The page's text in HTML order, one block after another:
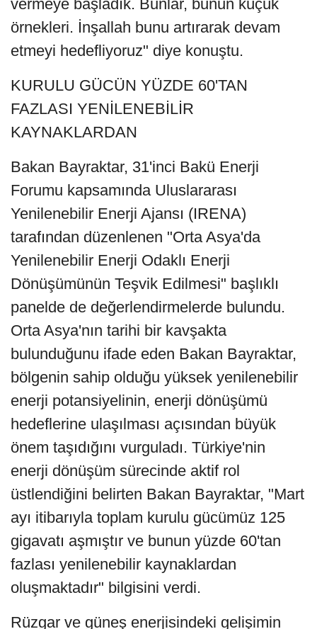
vermeye başladık. Bunlar, bunun küçük
örnekleri. İnşallah bunu artırarak devam
etmeyi hedefliyoruz" diye konuştu.
KURULU GÜCÜN YÜZDE 60'TAN
FAZLASI YENİLENEBİLİR
KAYNAKLARDAN
Bakan Bayraktar, 31'inci Bakü Enerji
Forumu kapsamında Uluslararası
Yenilenebilir Enerji Ajansı (IRENA)
tarafından düzenlenen "Orta Asya'da
Yenilenebilir Enerji Odaklı Enerji
Dönüşümünün Teşvik Edilmesi" başlıklı
panelde de değerlendirmelerde bulundu.
Orta Asya'nın tarihi bir kavşakta
bulunduğunu ifade eden Bakan Bayraktar,
bölgenin sahip olduğu yüksek yenilenebilir
enerji potansiyelinin, enerji dönüşümü
hedeflerine ulaşılması açısından büyük
önem taşıdığını vurguladı. Türkiye'nin
enerji dönüşüm sürecinde aktif rol
üstlendiğini belirten Bakan Bayraktar, "Mart
ayı itibarıyla toplam kurulu gücümüz 125
gigavatı aşmıştır ve bunun yüzde 60'tan
fazlası yenilenebilir kaynaklardan
oluşmaktadır" bilgisini verdi.
Rüzgar ve güneş enerjisindeki gelişimin